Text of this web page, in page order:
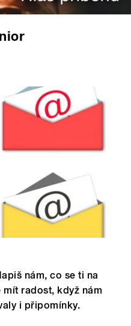
nám, co se ti na
radost, když nám
i připomínky.